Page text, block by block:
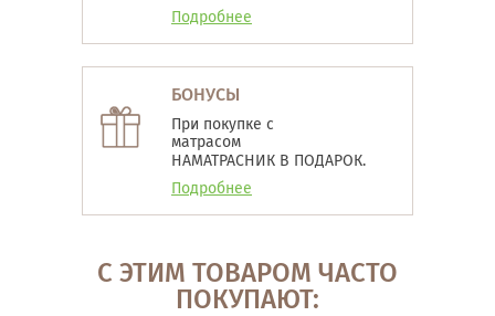
Подробнее
БОНУСЫ
При покупке с
матрасом
НАМАТРАСНИК В ПОДАРОК.
Подробнее
С ЭТИМ ТОВАРОМ ЧАСТО
ПОКУПАЮТ: